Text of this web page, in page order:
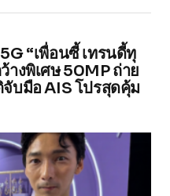
“เพื่อนซี้ เทรนดี้ทุ
างพิเศษ 50MP ถ่าย
บมือ AIS โปรสุดคุ้ม